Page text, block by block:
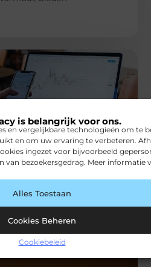
is belangrijk voor ons.
en vergelijkbare technologieën om te
en om uw ervaring te verbeteren.
ingezet voor bijvoorbeeld
van bezoekersgedrag. Meer informatie
Alles Toestaan
Cookies Beheren
Cookiebeleid
WONING EN TUIN
betrap ik mezelf vaak op de
stad? Ik heb onlangs